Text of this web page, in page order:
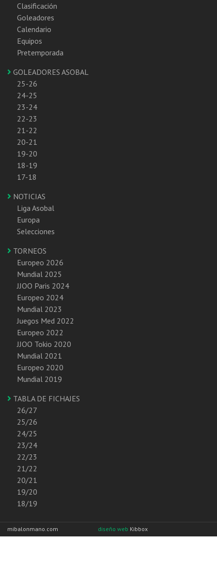
Clasificación
Goleadores
Calendario
Equipos
Pretemporada
GOLEADORES ASOBAL
25-26
24-25
23-24
22-23
21-22
20-21
19-20
18-19
17-18
NOTICIAS
Liga Asobal
Europa
Selecciones
TORNEOS
Europeo 2026
Mundial 2025
JJOO Paris 2024
Europeo 2024
Mundial 2023
Juegos Med 2022
Europeo 2022
JJOO Tokio 2020
Mundial 2021
Europeo 2020
Mundial 2019
TABLA DE FICHAJES
26/27
25/26
24/25
23/24
22/23
21/22
20/21
19/20
18/19
mibalonmano.com diseño web Kibbox